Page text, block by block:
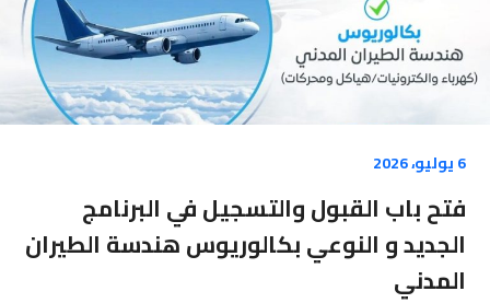
6 يوليو، 2026
فتح باب القبول والتسجيل في البرنامج
الجديد و النوعي بكالوريوس هندسة الطيران
المدني